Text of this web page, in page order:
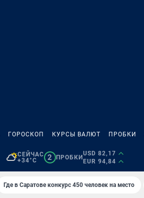
ГОРОСКОП КУРСЫ ВАЛЮТ ПРОБКИ
СЕЙЧАС
+34°C
2 ПРОБКИ
USD 82,17
EUR 94,84
Где в Саратове конкурс 450 человек на место